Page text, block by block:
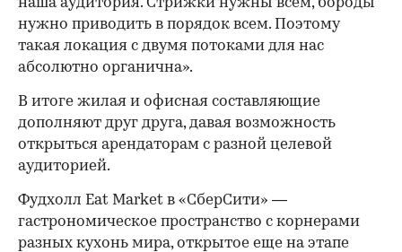
наша аудитория. Стрижки нужны всем, бороды
нужно приводить в порядок всем. Поэтому
такая локация с двумя потоками для нас
абсолютно органична».
В итоге жилая и офисная составляющие
дополняют друг друга, давая возможность
открыться арендаторам с разной целевой
аудиторией.
Фудхолл Eat Market в «СберСити» —
гастрономическое пространство с корнерами
разных кухонь мира, открытое еще на этапе